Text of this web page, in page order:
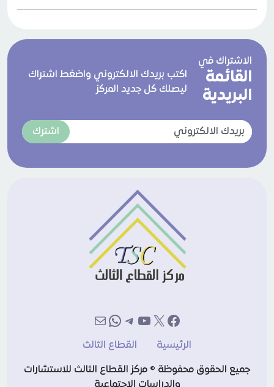
الاشتراك في
القائمة
البريدية
اكتب بريدك الالكتروني واضغط اشتراك
ليصلك كل جديد المركز
اشترك
فيسبوك
إكسيوتيوب
تيليجرام
واتساب
بريد
الرئيسية
القطاع الثالث
جميع الحقوق محفوظة © مركز القطاع الثالث للاستشارات